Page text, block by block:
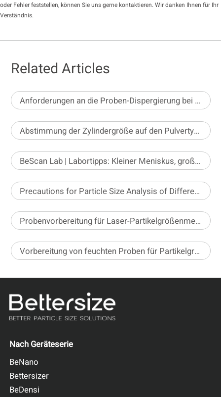
oder Fehler feststellen, können Sie uns gerne kontaktieren. Wir danken Ihnen für Ihr
Verständnis.
Related Articles
Anforderungen an die Proben-Dispergierung bei der statischen Bildanalyse
Abstimmung der Zylindergröße auf den Pulvertyp für eine präzise Dichtebestimmung
BeScan Lab | Labortipps: Kleiner Meniskus, große Wirkung
Precautions for Particle Size Analysis of Different Pesticide Formulations
Probenvorbereitung für Laser-Partikelgrößenmessgeräte bei Nassdispergierung – Teil 2
Vorbereitung von feuchten Proben für Partikelgrößenanalysatoren mittels Laserbeugung – Teil 1
Nach Geräteserie
BeNano
Bettersizer
BeDensi